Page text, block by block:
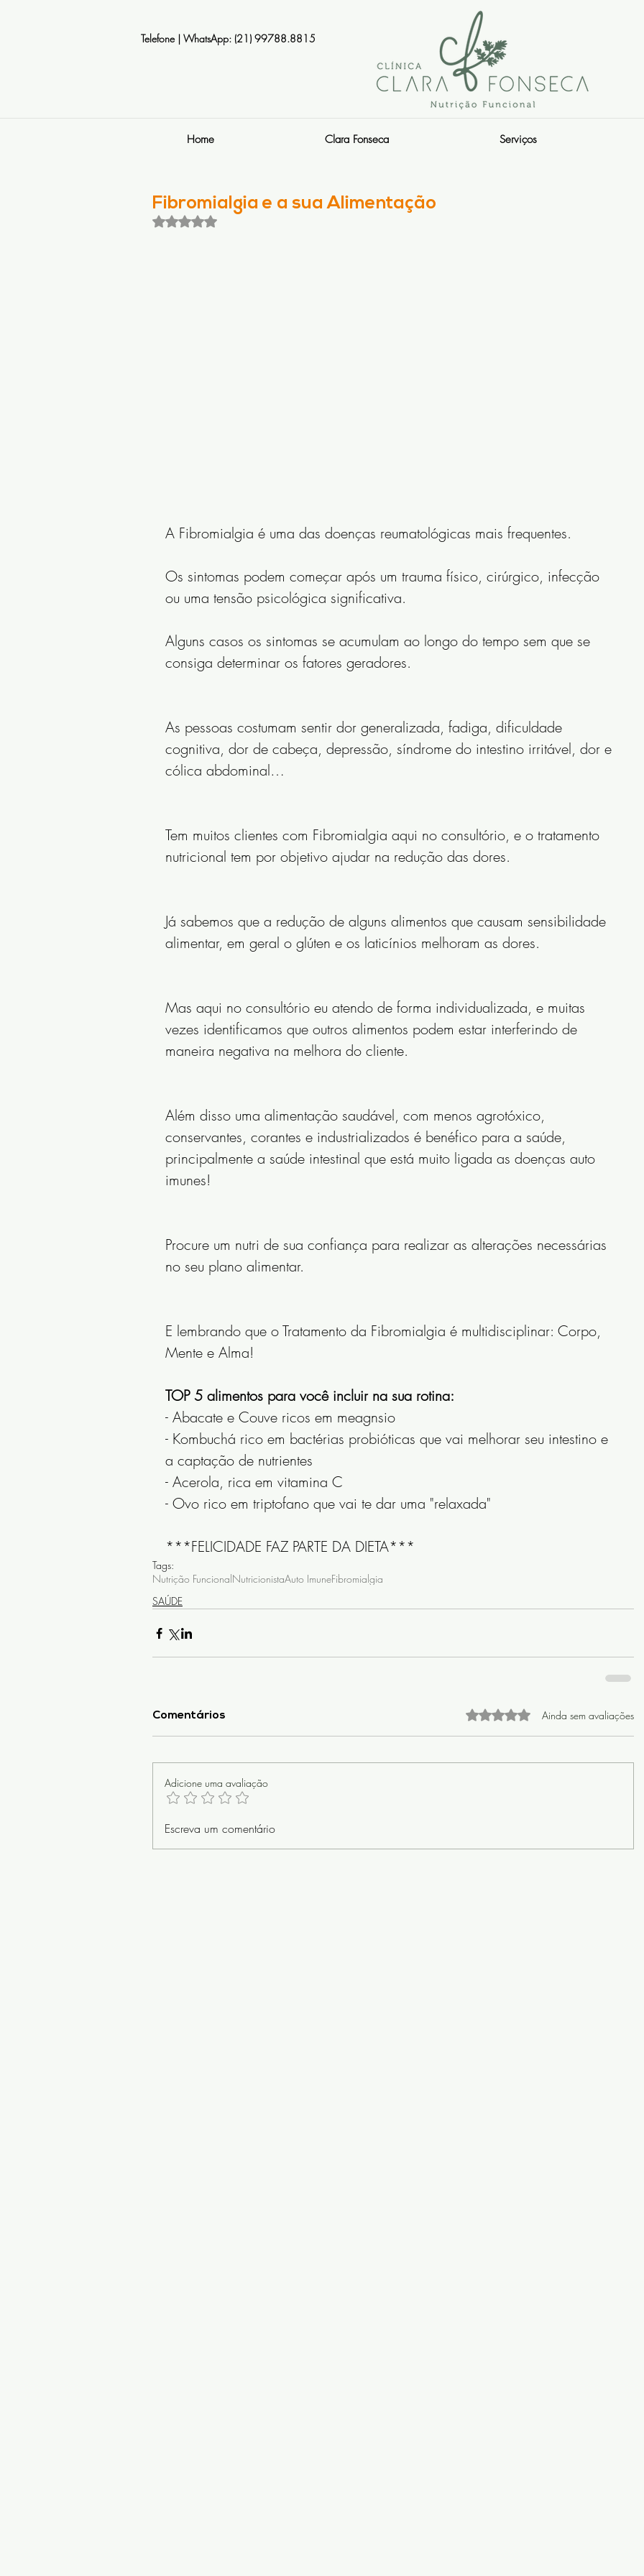
Telefone | WhatsApp: (21) 99788.8815
Home Clara Fonseca Serviços
Fibromialgia e a sua Alimentação
Avaliado com NaN de 5 estrelas.
A Fibromialgia é uma das doenças reumatológicas mais frequentes.
Os sintomas podem começar após um trauma físico, cirúrgico, infecção
ou uma tensão psicológica significativa.
Alguns casos os sintomas se acumulam ao longo do tempo sem que se
consiga determinar os fatores geradores.
As pessoas costumam sentir dor generalizada, fadiga, dificuldade
cognitiva, dor de cabeça, depressão, síndrome do intestino irritável, dor e
cólica abdominal…
Tem muitos clientes com Fibromialgia aqui no consultório, e o tratamento
nutricional tem por objetivo ajudar na redução das dores.
Já sabemos que a redução de alguns alimentos que causam sensibilidade
alimentar, em geral o glúten e os laticínios melhoram as dores.
Mas aqui no consultório eu atendo de forma individualizada, e muitas
vezes identificamos que outros alimentos podem estar interferindo de
maneira negativa na melhora do cliente.
Além disso uma alimentação saudável, com menos agrotóxico,
conservantes, corantes e industrializados é benéfico para a saúde,
principalmente a saúde intestinal que está muito ligada as doenças auto
imunes!
Procure um nutri de sua confiança para realizar as alterações necessárias
no seu plano alimentar.
E lembrando que o Tratamento da Fibromialgia é multidisciplinar: Corpo,
Mente e Alma!
TOP 5 alimentos para você incluir na sua rotina:
- Abacate e Couve ricos em meagnsio
- Kombuchá rico em bactérias probióticas que vai melhorar seu intestino e
a captação de nutrientes
- Acerola, rica em vitamina C
- Ovo rico em triptofano que vai te dar uma "relaxada"
***FELICIDADE FAZ PARTE DA DIETA***
Tags:
Nutrição FuncionalNutricionistaAuto ImuneFibromialgia
SAÚDE
Comentários Avaliado com 0 de 5 estrelas.
Ainda sem avaliações
Adicione uma avaliação
Escreva um comentário